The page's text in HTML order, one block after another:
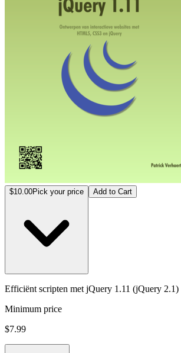
$10.00Pick your price Add to Cart
Efficiënt scripten met jQuery 1.11 (jQuery 2.1)
Minimum price
$7.99